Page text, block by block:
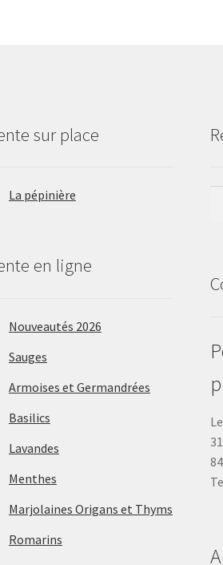
sur place
La pépinière
en ligne
Nouveautés 2026
Sauges
Armoises et Germandrées
Basilics
Lavandes
Menthes
Marjolaines Origans et Thyms
Romarins